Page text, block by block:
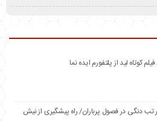
کوتاه لید از پلتفورم ایده نما
تب دنگی در فصول پرباران/ راه پیشگیری از نیش